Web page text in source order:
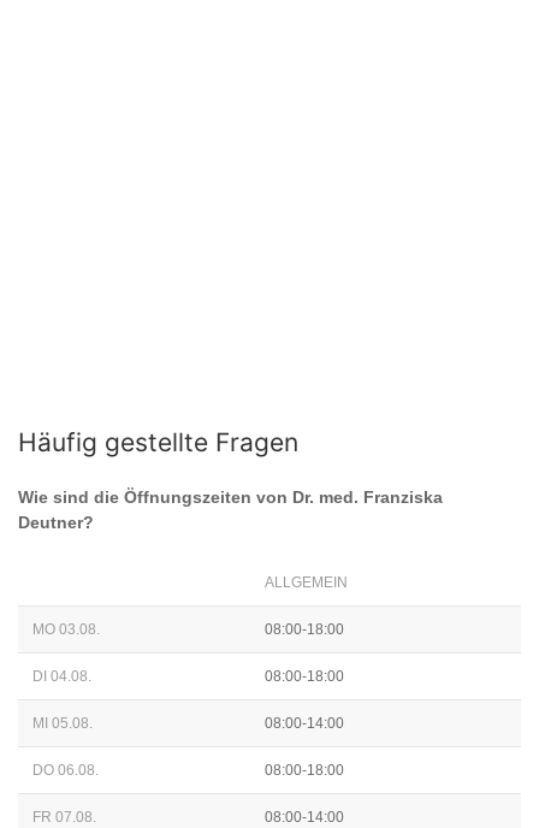
Häufig gestellte Fragen
Wie sind die Öffnungszeiten von Dr. med. Franziska
Deutner?
ALLGEMEIN
MO 03.08. 08:00-18:00
DI 04.08. 08:00-18:00
MI 05.08. 08:00-14:00
DO 06.08. 08:00-18:00
FR 07.08. 08:00-14:00